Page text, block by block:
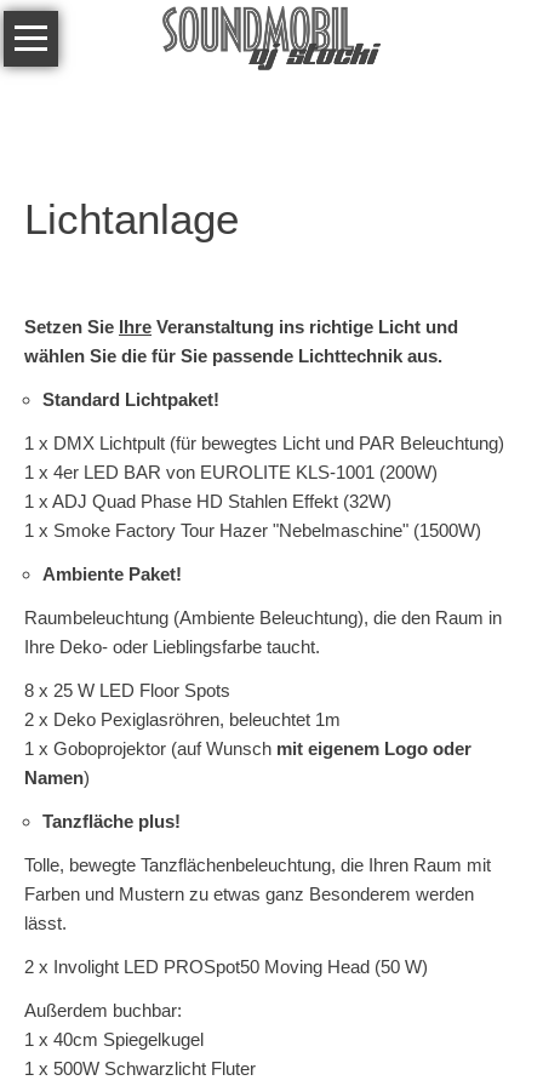
Navigation
überspringen
Über
mich
Kontakt
Lichtanlage
Setzen Sie Ihre Veranstaltung ins richtige Licht und
wählen Sie die für Sie passende Lichttechnik aus.
Standard Lichtpaket!
1 x DMX Lichtpult (für bewegtes Licht und PAR Beleuchtung)
1 x 4er LED BAR von EUROLITE KLS-1001 (200W)
1 x ADJ Quad Phase HD Stahlen Effekt (32W)
1 x Smoke Factory Tour Hazer "Nebelmaschine" (1500W)
Ambiente Paket!
Raumbeleuchtung (Ambiente Beleuchtung), die den Raum in
Ihre Deko- oder Lieblingsfarbe taucht.
8 x 25 W LED Floor Spots
2 x Deko Pexiglasröhren, beleuchtet 1m
1 x Goboprojektor (auf Wunsch mit eigenem Logo oder
Namen)
Tanzfläche plus!
Tolle, bewegte Tanzflächenbeleuchtung, die Ihren Raum mit
Farben und Mustern zu etwas ganz Besonderem werden
lässt.
2 x Involight LED PROSpot50 Moving Head (50 W)
Außerdem buchbar:
1 x 40cm Spiegelkugel
1 x 500W Schwarzlicht Fluter